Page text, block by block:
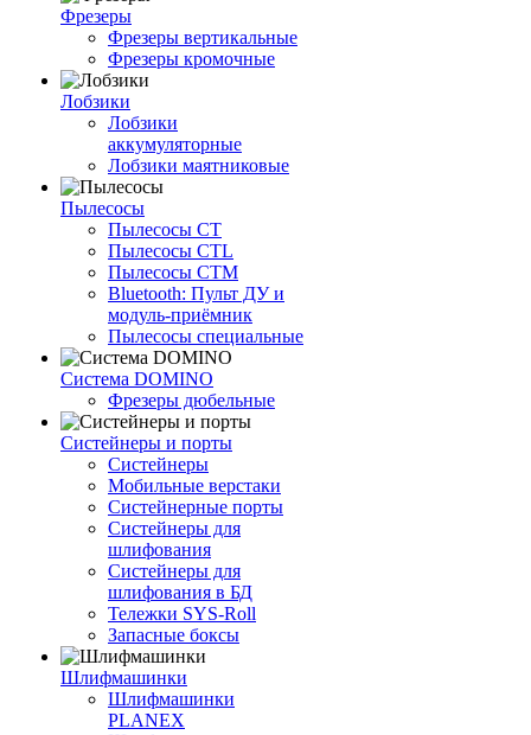
Фрезеры
Фрезеры вертикальные
Фрезеры кромочные
Лобзики
Лобзики
аккумуляторные
Лобзики маятниковые
Пылесосы
Пылесосы CT
Пылесосы CTL
Пылесосы CTM
Bluetooth: Пульт ДУ и
модуль-приёмник
Пылесосы специальные
Система DOMINO
Фрезеры дюбельные
Систейнеры и порты
Систейнеры
Мобильные верстаки
Систейнерные порты
Систейнеры для
шлифования
Систейнеры для
шлифования в БД
Тележки SYS-Roll
Запасные боксы
Шлифмашинки
Шлифмашинки
PLANEX